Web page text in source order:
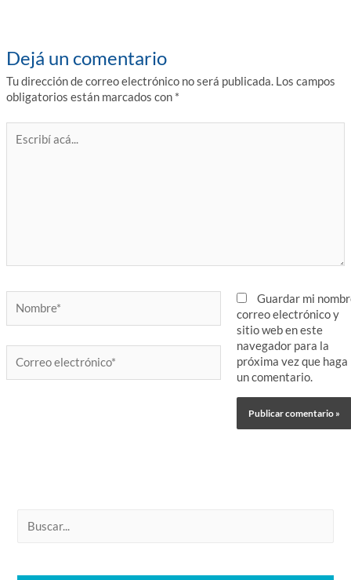
Dejá un comentario
Tu dirección de correo electrónico no será publicada. Los campos
obligatorios están marcados con *
acá...
electrónico*
Guardar mi
correo electrónico y
sitio web en este
navegador para la
próxima vez que haga
un comentario.